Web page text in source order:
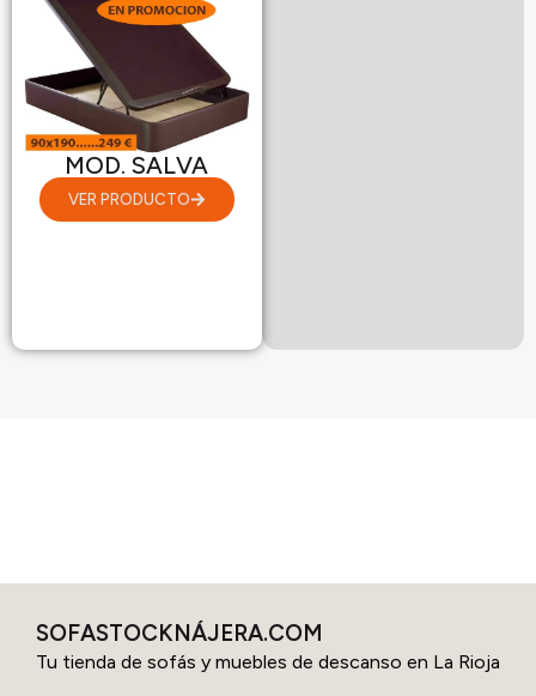
MOD. SALVA
VER PRODUCTO
SOFASTOCKNÁJERA.COM
Tu tienda de sofás y muebles de descanso en La Rioja